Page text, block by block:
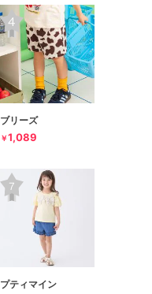
ブリーズ
￥1,089
プティマイン